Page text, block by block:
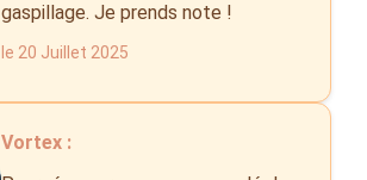
gaspillage. Je prends note !
le 20 Juillet 2025
Vortex :